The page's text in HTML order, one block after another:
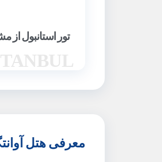
تور استانبول از
معرفی هتل